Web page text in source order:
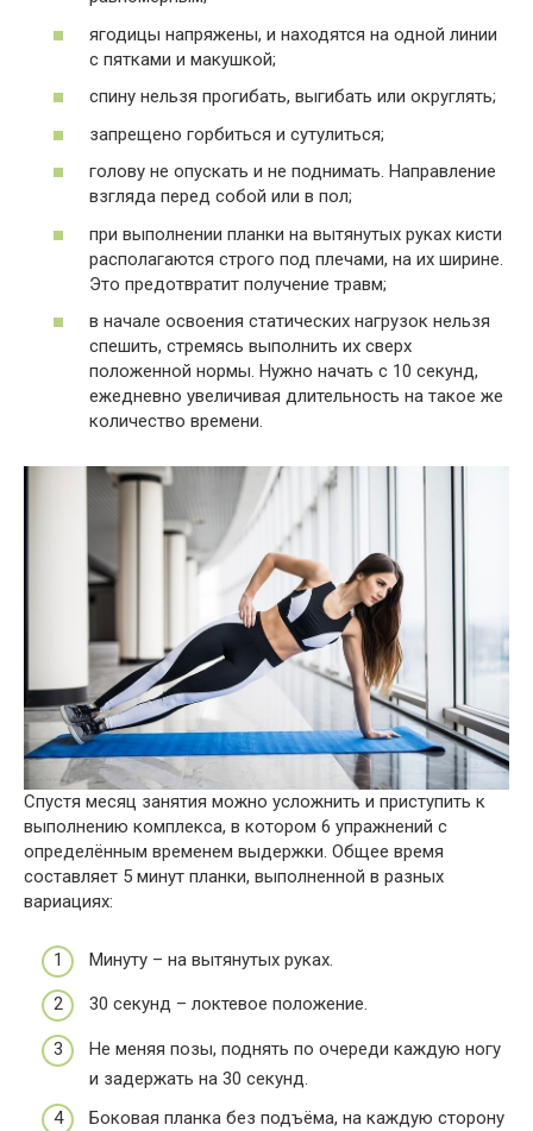
ягодицы напряжены, и находятся на одной линии
с пятками и макушкой;
спину нельзя прогибать, выгибать или округлять;
запрещено горбиться и сутулиться;
голову не опускать и не поднимать. Направление
взгляда перед собой или в пол;
при выполнении планки на вытянутых руках кисти
располагаются строго под плечами, на их ширине.
Это предотвратит получение травм;
в начале освоения статических нагрузок нельзя
спешить, стремясь выполнить их сверх
положенной нормы. Нужно начать с 10 секунд,
ежедневно увеличивая длительность на такое же
количество времени.
Спустя месяц занятия можно усложнить и приступить к
выполнению комплекса, в котором 6 упражнений с
определённым временем выдержки. Общее время
составляет 5 минут планки, выполненной в разных
вариациях:
Минуту – на вытянутых руках.
30 секунд – локтевое положение.
Не меняя позы, поднять по очереди каждую ногу
и задержать на 30 секунд.
Боковая планка без подъёма, на каждую сторону